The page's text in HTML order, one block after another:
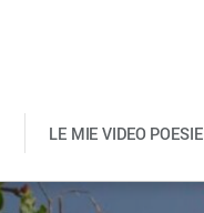
LE MIE VIDEO POESIE